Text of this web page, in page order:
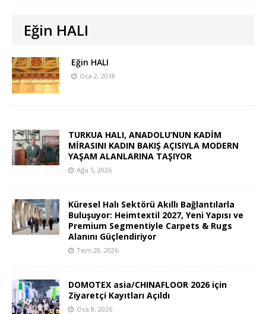
Eğin HALI
Eğin HALI
Oca 2, 2018
TURKUA HALI, ANADOLU’NUN KADİM
MİRASINI KADIN BAKIŞ AÇISIYLA MODERN
YAŞAM ALANLARINA TAŞIYOR
Ağu 5, 2026
Küresel Halı Sektörü Akıllı Bağlantılarla
Buluşuyor: Heimtextil 2027, Yeni Yapısı ve
Premium Segmentiyle Carpets & Rugs
Alanını Güçlendiriyor
Tem 20, 2026
DOMOTEX asia/CHINAFLOOR 2026 için
Ziyaretçi Kayıtları Açıldı
Oca 8, 2026